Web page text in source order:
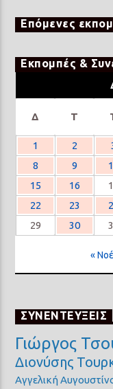
Επόμενες
Εκπομπές &
Δ Τ
1 2
8
9
15
16
22
23
29
30
« Νοέ
ΣΥΝΕΝΤΕΥΞΕΙΣ
Γιώργος
Διονύσης
Αγγελική